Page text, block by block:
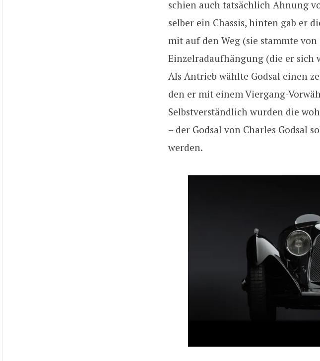
schien auch tatsächlich Ahnung
selber ein Chassis, hinten gab er
mit auf den Weg (sie stammte
Einzelradaufhängung (die er sich
Als Antrieb wählte Godsal einen
den er mit einem Viergang-
Selbstverständlich wurden die
– der Godsal von Charles Godsal
werden.